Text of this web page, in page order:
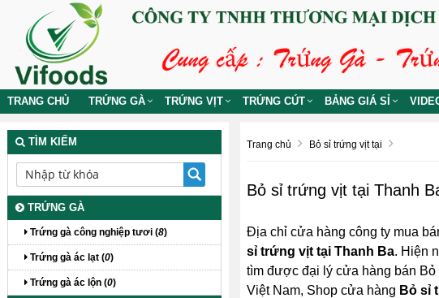
TRANG CHỦ TRỨNG GÀ TRỨNG VỊT TRỨNG CÚT BẢNG GIÁ SỈ
Trang chủ Bỏ sỉ trứng vịt tại
Bỏ sỉ trứng vịt tại Thanh
Địa chỉ cửa hàng công ty mua
sỉ trứng vịt tại Thanh Ba. Hiện
tìm được đại lý cửa hàng bán Bỏ
Việt Nam, Shop cửa hàng Bỏ sỉ
TÌM KIẾM
TRỨNG GÀ
Trứng gà công nghiệp tươi (8)
Trứng gà ác lạt (0)
Trứng gà ác lộn (0)